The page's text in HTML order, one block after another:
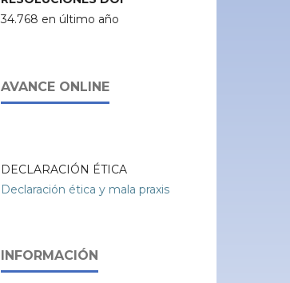
34.768 en último año
AVANCE ONLINE
DECLARACIÓN ÉTICA
Declaración ética y mala praxis
INFORMACIÓN